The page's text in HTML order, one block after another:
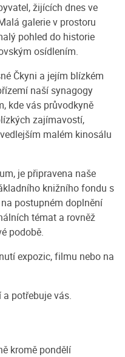
žijících dnes ve
galerie v prostoru
pohled do historie
osídlením.
Čkyni a jejím blízkém
naší synagogy
kde vás průvodkyně
zajímavostí,
malém kinosálu
je připravena naše
knižního fondu s
postupném doplnění
témat a rovněž
podobě.
expozic, filmu nebo na
potřebuje vás.
kromě pondělí